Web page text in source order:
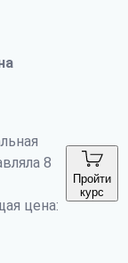
8
цена:
Пройти
курс